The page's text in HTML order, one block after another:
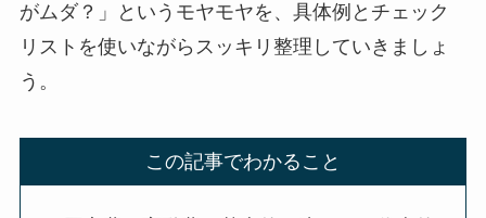
がムダ？」というモヤモヤを、具体例とチェック
リストを使いながらスッキリ整理していきましょ
う。
この記事でわかること